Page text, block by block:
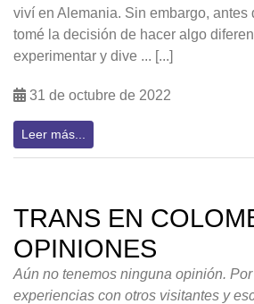
viví en Alemania. Sin embargo, antes
tomé la decisión de hacer algo
experimentar y dive ... [...]
31 de octubre de 2022
Leer más...
TRANS EN
OPINIONES
Aún no tenemos ninguna opinión.
experiencias con otros visitantes y